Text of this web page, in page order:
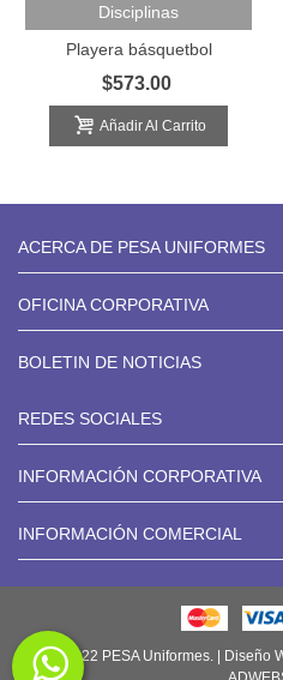
Disciplinas
Playera básquetbol
$573.00
Añadir Al Carrito
ACERCA DE PESA UNIFORMES
OFICINA CORPORATIVA
REDES SOCIALES
INFORMACIÓN CORPORATIVA
INFORMACIÓN COMERCIAL
BOLETIN DE NOTICIAS
© 2022 PESA Uniformes. | Diseño